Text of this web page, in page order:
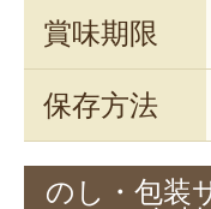
賞味期限
保存方法
のし・包装